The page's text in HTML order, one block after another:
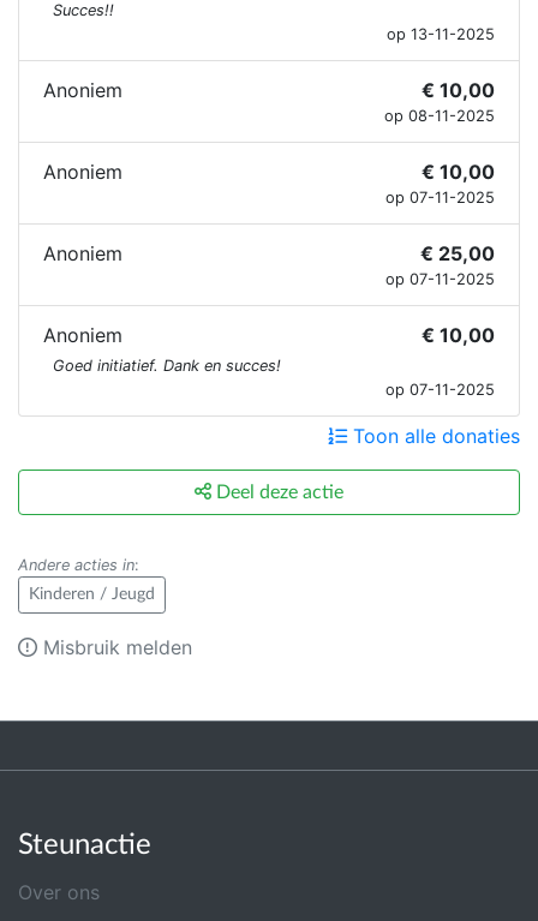
Succes!!
op 13-11-2025
Anoniem € 10,00
op 08-11-2025
Anoniem € 10,00
op 07-11-2025
Anoniem € 25,00
op 07-11-2025
Anoniem € 10,00
Goed initiatief. Dank en succes!
op 07-11-2025
Toon alle donaties
Deel deze actie
Andere acties in:
Kinderen / Jeugd
Misbruik melden
Steunactie
Over ons